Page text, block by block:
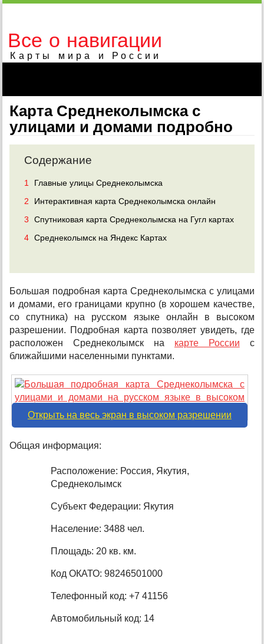
Все о навигации
Карты мира и России
Карта Среднеколымска с
улицами и домами подробно
Содержание
1
Главные улицы Среднеколымска
2
Интерактивная карта Среднеколымска онлайн
3
Спутниковая карта Среднеколымска на Гугл картах
4 Среднеколымск на Яндекс Картах
Большая подробная карта Среднеколымска с улицами
и домами, его границами крупно (в хорошем качестве,
со спутника) на русском языке онлайн в высоком
разрешении. Подробная карта позволяет увидеть, где
расположен Среднеколымск на карте России с
ближайшими населенными пунктами.
Открыть на весь экран в высоком разрешении
Общая информация:
Расположение: Россия, Якутия,
Среднеколымск
Субъект Федерации: Якутия
Население: 3488 чел.
Площадь: 20 кв. км.
Код ОКАТО: 98246501000
Телефонный код: +7 41156
Автомобильный код: 14